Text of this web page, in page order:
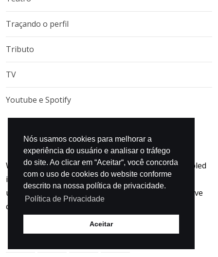
Traçando o perfil
Tributo
TV
Youtube e Spotify
When an unknown printer took a galley and scrambled
it to make specimen book not only five When an
unknown printer took a galley and scrambled it to five
centurie.
Nós usamos cookies para melhorar a
experiência do usuário e analisar o tráfego
do site. Ao clicar em “Aceitar“, você concorda
com o uso de cookies do website conforme
descrito na nossa política de privacidade.
Política de Privacidade
Aceitar